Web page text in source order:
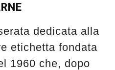
dedicata alla
etichetta fondata
1960 che, dopo